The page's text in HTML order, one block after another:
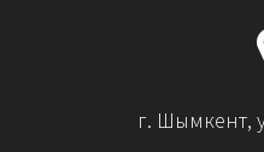
г. Шымкент,